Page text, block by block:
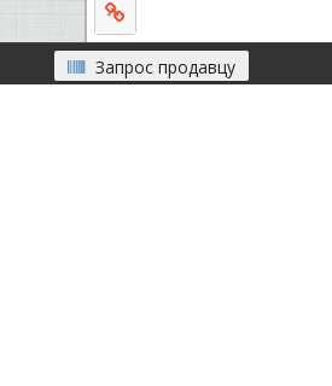
Запрос продавцу